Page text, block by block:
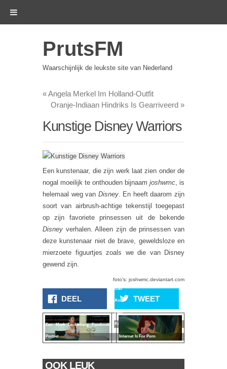
PrutsFM
Waarschijnlijk de leukste site van Nederland
«Angela Merkel Im Holland-Outfit
Oranje-Indiaan Hindriks Is Gearriveerd »
Kunstige Disney Warriors
Een kunstenaar, die zijn werk laat zien onder de
nogal moeilijk te onthouden bijnaam joshwmc, is
helemaal weg van Disney. En heeft daarom zijn
soort van airbrush-achtige tekenstijl toegepast
op zijn favoriete prinsessen uit de bekende
Disney verhalen. Alleen zijn de prinsessen van
deze kunstenaar niet de brave, geweldsloze en
mierzoete figuurtjes zoals we die van Disney
gewend zijn.
foto’s: joshwmc.deviantart.com
DEEL TWEET
Een Mark Zuckerberg Faceboek
Portret
Bad
Ass
Film
Kunst
Internet Is For Porn
OOK LEUK